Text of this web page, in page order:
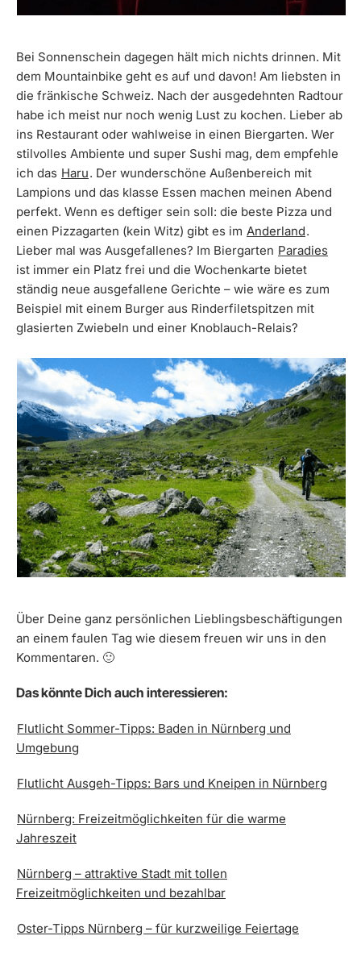
Bei Sonnenschein dagegen hält mich nichts drinnen. Mit
dem Mountainbike geht es auf und davon! Am liebsten in
die fränkische Schweiz. Nach der ausgedehnten Radtour
habe ich meist nur noch wenig Lust zu kochen. Lieber ab
ins Restaurant oder wahlweise in einen Biergarten. Wer
stilvolles Ambiente und super Sushi mag, dem empfehle
ich das Haru. Der wunderschöne Außenbereich mit
Lampions und das klasse Essen machen meinen Abend
perfekt. Wenn es deftiger sein soll: die beste Pizza und
einen Pizzagarten (kein Witz) gibt es im Anderland.
Lieber mal was Ausgefallenes? Im Biergarten Paradies
ist immer ein Platz frei und die Wochenkarte bietet
ständig neue ausgefallene Gerichte – wie wäre es zum
Beispiel mit einem Burger aus Rinderfiletspitzen mit
glasierten Zwiebeln und einer Knoblauch-Relais?
Über Deine ganz persönlichen Lieblingsbeschäftigungen
an einem faulen Tag wie diesem freuen wir uns in den
Kommentaren. 🙂
Das könnte Dich auch interessieren:
Flutlicht Sommer-Tipps: Baden in Nürnberg und
Umgebung
Flutlicht Ausgeh-Tipps: Bars und Kneipen in Nürnberg
Nürnberg: Freizeitmöglichkeiten für die warme
Jahreszeit
Nürnberg – attraktive Stadt mit tollen
Freizeitmöglichkeiten und bezahlbar
Oster-Tipps Nürnberg – für kurzweilige Feiertage